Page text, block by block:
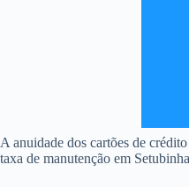
A anuidade dos cartões de
taxa de manutenção em